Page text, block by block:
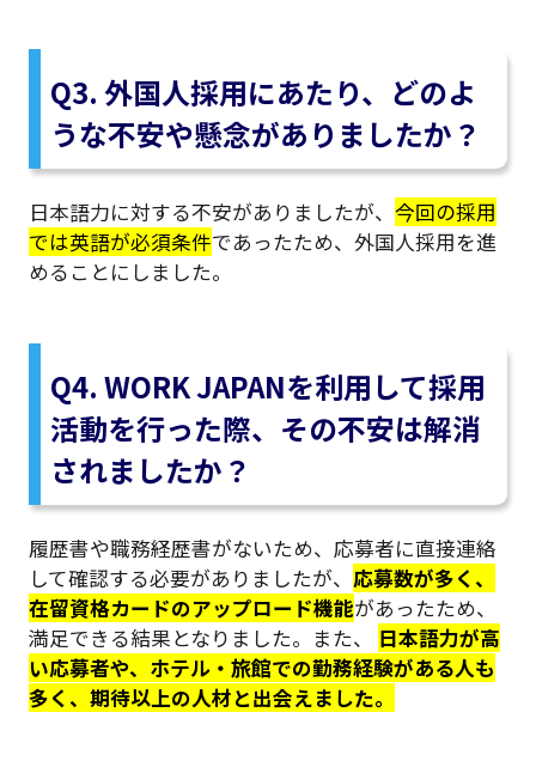
Q3. 外国人採用にあたり、どのよ
うな不安や懸念がありましたか？
日本語力に対する不安がありましたが、 今回の採用
では英語が必須条件であったため、外国人採用を進
めることにしました。
Q4. WORK JAPANを利用して採用
活動を行った際、その不安は解消
されましたか？
履歴書や職務経歴書がないため、応募者に直接連絡
して確認する必要がありましたが、 応募数が多く、
在留資格カードのアップロード機能があったため、
満足できる結果となりました。また、 日本語力が高
い応募者や、ホテル・旅館での勤務経験がある人も
多く、期待以上の人材と出会えました。